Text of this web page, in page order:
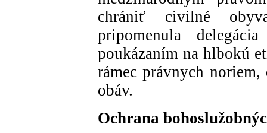
chrániť civilné
pripomenula
poukázaním na hlbokú
rámec právnych
obáv.
Ochrana